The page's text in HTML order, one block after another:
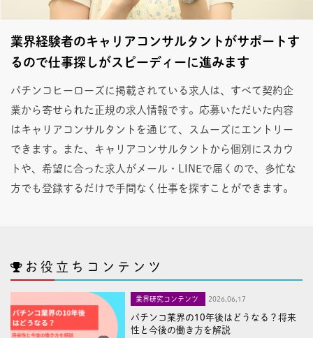
業界経験者のキャリアコンサルタントがサポートす
るので仕事探しがスピーディーに進みます
パチンコヒーローズに掲載されている求人は、すべて契約企
業から寄せられた正規の求人情報です。応募いただいた内容
はキャリアコンサルタントを通じて、スムーズにエントリー
できます。また、キャリアコンサルタントから個別にスカウ
トや、希望に合った求人がメール・LINEで届くので、多忙な
方でも登録するだけで手間なく仕事を探すことができます。
お役立ちコンテンツ
業界研究コンテンツ 2026,06,17
パチンコ業界の10年後はどうなる？将来
性と今後の働き方を解説